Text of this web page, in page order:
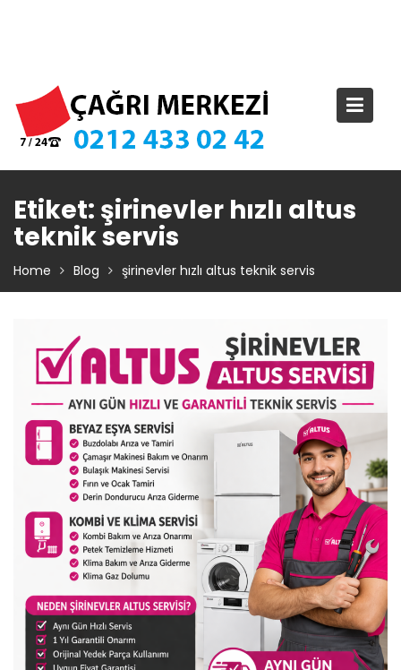
Etiket: şirinevler hızlı altus
teknik servis
Home Blog şirinevler hızlı altus teknik servis